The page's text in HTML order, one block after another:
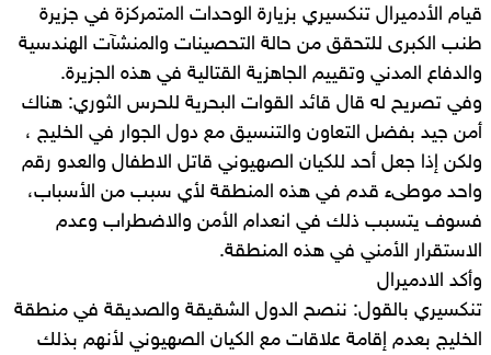
قيام الأدميرال تنكسيري بزيارة الوحدات المتمركزة في جزيرة
طنب الكبرى للتحقق من حالة التحصينات والمنشآت الهندسية
والدفاع المدني وتقييم الجاهزية القتالية في هذه الجزيرة.
وفي تصريح له قال قائد القوات البحرية للحرس الثوري: هناك
أمن جيد بفضل التعاون والتنسيق مع دول الجوار في الخليج ،
ولكن إذا جعل أحد للكيان الصهيوني قاتل الاطفال والعدو رقم
واحد موطىء قدم في هذه المنطقة لأي سبب من الأسباب،
فسوف يتسبب ذلك في انعدام الأمن والاضطراب وعدم
الاستقرار الأمني ​في هذه المنطقة.
وأكد الادميرال
تنكسيري بالقول: ننصح الدول الشقيقة والصديقة في منطقة
الخليج بعدم إقامة علاقات مع الكيان الصهيوني لأنهم بذلك